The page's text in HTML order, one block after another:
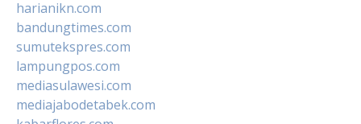
harianikn.com
bandungtimes.com
sumutekspres.com
lampungpos.com
mediasulawesi.com
mediajabodetabek.com